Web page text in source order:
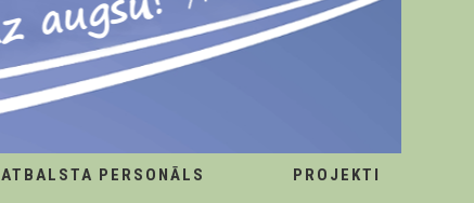
ATBALSTA PERSONĀLS
PROJEKTI